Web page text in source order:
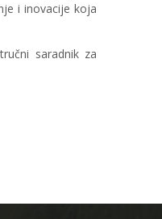
i inovacije koja
saradnik za